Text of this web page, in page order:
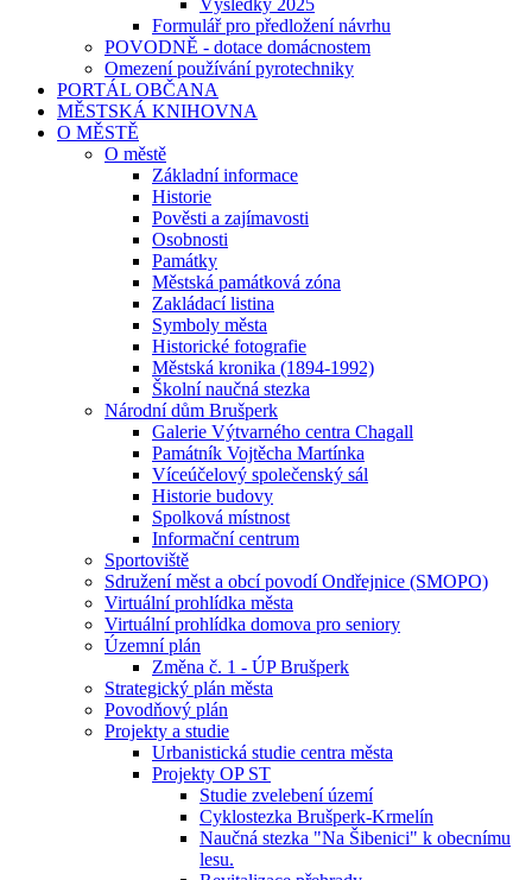
Výsledky 2025
Formulář pro předložení návrhu
POVODNĚ - dotace domácnostem
Omezení používání pyrotechniky
PORTÁL OBČANA
MĚSTSKÁ KNIHOVNA
O MĚSTĚ
O městě
Základní informace
Historie
Pověsti a zajímavosti
Osobnosti
Památky
Městská památková zóna
Zakládací listina
Symboly města
Historické fotografie
Městská kronika (1894-1992)
Školní naučná stezka
Národní dům Brušperk
Galerie Výtvarného centra Chagall
Památník Vojtěcha Martínka
Víceúčelový společenský sál
Historie budovy
Spolková místnost
Informační centrum
Sportoviště
Sdružení měst a obcí povodí Ondřejnice (SMOPO)
Virtuální prohlídka města
Virtuální prohlídka domova pro seniory
Územní plán
Změna č. 1 - ÚP Brušperk
Strategický plán města
Povodňový plán
Projekty a studie
Urbanistická studie centra města
Projekty OP ST
Studie zvelebení území
Cyklostezka Brušperk-Krmelín
Naučná stezka "Na Šibenici" k obecnímu
lesu.